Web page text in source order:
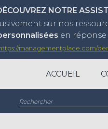
NOTRE
sur nos
en réponse
managementplace.com/
ACCUEIL
Rechercher :